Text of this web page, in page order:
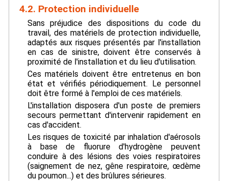
4.2. Protection individuelle
Sans préjudice des dispositions du code du
travail, des matériels de protection individuelle,
adaptés aux risques présentés par l'installation
en cas de sinistre, doivent être conservés à
proximité de l'installation et du lieu d'utilisation.
Ces matériels doivent être entretenus en bon
état et vérifiés périodiquement. Le personnel
doit être formé à l'emploi de ces matériels.
L'installation disposera d'un poste de premiers
secours permettant d'intervenir rapidement en
cas d'accident.
Les risques de toxicité par inhalation d'aérosols
à base de fluorure d'hydrogène peuvent
conduire à des lésions des voies respiratoires
(saignement de nez, gêne respiratoire, œdème
du poumon...) et des brûlures sérieures.